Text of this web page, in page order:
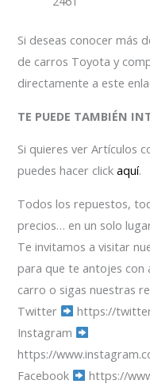
Si deseas conocer más
de carros Toyota y
directamente a este
TE PUEDE TAMBIÉN
Si quieres ver Artículos
puedes hacer clickaquí.
Todos los repuestos,
precios… en un solo
Te invitamos a visitar
para que te antojes con
carro o sigas nuestras
Twitter
https://
Instagram
https://
Facebook
https://